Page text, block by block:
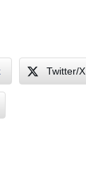
Twitter/X